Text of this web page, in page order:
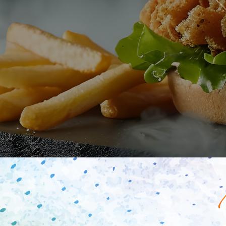
Programme De Fidélité
Avis
Mon Compte
Notre Restaurant
Zones de Livraison